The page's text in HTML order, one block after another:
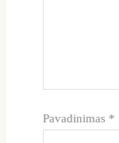
Pavadinimas *